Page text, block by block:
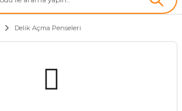
Delik Açma Penseleri